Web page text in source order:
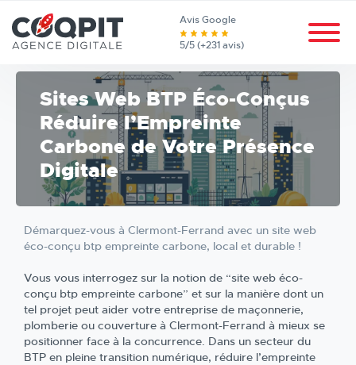
Avis Google
5/5 (+231 avis)
Sites Web BTP Éco-Conçus
Réduire l’Empreinte
Carbone de Votre Présence
Digitale
Démarquez-vous à Clermont-Ferrand avec un site web
éco-conçu btp empreinte carbone, local et durable !
Vous vous interrogez sur la notion de “site web éco-
conçu btp empreinte carbone” et sur la manière dont un
tel projet peut aider votre entreprise de maçonnerie,
plomberie ou couverture à Clermont-Ferrand à mieux se
positionner face à la concurrence. Dans un secteur du
BTP en pleine transition numérique, réduire l’empreinte